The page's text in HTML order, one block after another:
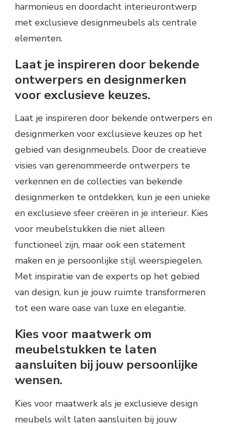
harmonieus en doordacht interieurontwerp
met exclusieve designmeubels als centrale
elementen.
Laat je inspireren door bekende
ontwerpers en designmerken
voor exclusieve keuzes.
Laat je inspireren door bekende ontwerpers en
designmerken voor exclusieve keuzes op het
gebied van designmeubels. Door de creatieve
visies van gerenommeerde ontwerpers te
verkennen en de collecties van bekende
designmerken te ontdekken, kun je een unieke
en exclusieve sfeer creëren in je interieur. Kies
voor meubelstukken die niet alleen
functioneel zijn, maar ook een statement
maken en je persoonlijke stijl weerspiegelen.
Met inspiratie van de experts op het gebied
van design, kun je jouw ruimte transformeren
tot een ware oase van luxe en elegantie.
Kies voor maatwerk om
meubelstukken te laten
aansluiten bij jouw persoonlijke
wensen.
Kies voor maatwerk als je exclusieve design
meubels wilt laten aansluiten bij jouw